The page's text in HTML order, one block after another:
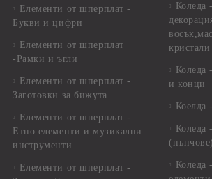
Елементи от шперплат -
Букви и цифри
Елементи от шперплат
-Рамки и ъгли
Елементи от шперплат -
Заготовки за бижута
Елементи от шперплат -
Етно елементи и музикални
инструменти
Елементи от шперплат -
Коледа
кристали
и конци
Коелда
Коледа
(пънчове)